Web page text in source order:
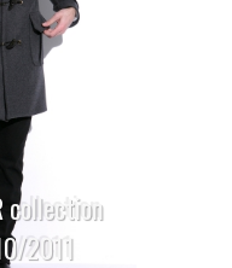
collection
2011